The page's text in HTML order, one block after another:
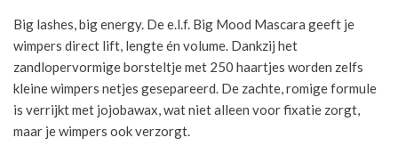
Big lashes, big energy. De e.l.f. Big Mood Mascara geeft je
wimpers direct lift, lengte én volume. Dankzij het
zandlopervormige borsteltje met 250 haartjes worden zelfs
kleine wimpers netjes gesepareerd. De zachte, romige formule
is verrijkt met jojobawax, wat niet alleen voor fixatie zorgt,
maar je wimpers ook verzorgt.